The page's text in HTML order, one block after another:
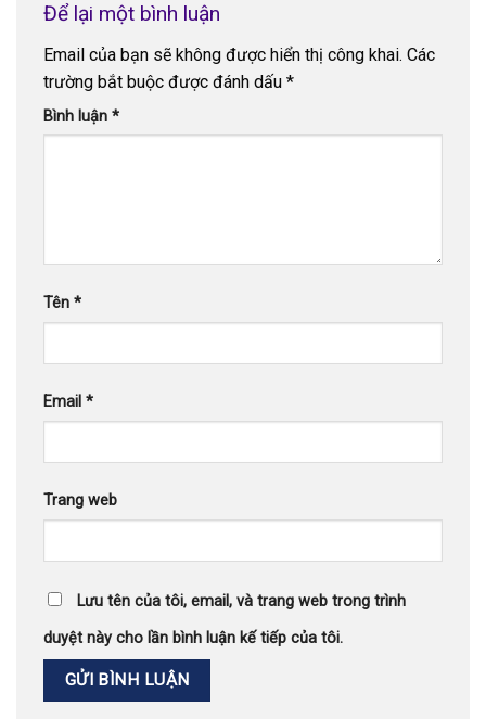
Để lại một bình luận
Email của bạn sẽ không được hiển thị công khai. Các
trường bắt buộc được đánh dấu *
Bình luận *
Tên *
Email *
Trang web
Lưu tên của tôi, email, và trang web trong trình
duyệt này cho lần bình luận kế tiếp của tôi.